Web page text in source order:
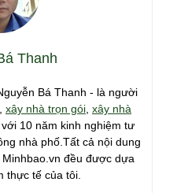
Thanh
Bá Thanh - là người
xây nhà trọn gói xây nhà
với 10 năm kinh nghiệm tư
nhà phố.Tất cả nội dung
đều được dựa
thực tế của tôi.